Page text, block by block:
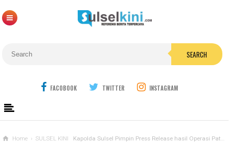
SEARCH
FACOBOOK TWITTER INSTAGRAM
Home › SULSEL KINI Kapolda Sulsel Pimpin Press Release hasil Operasi Patuh Pallawa 2023